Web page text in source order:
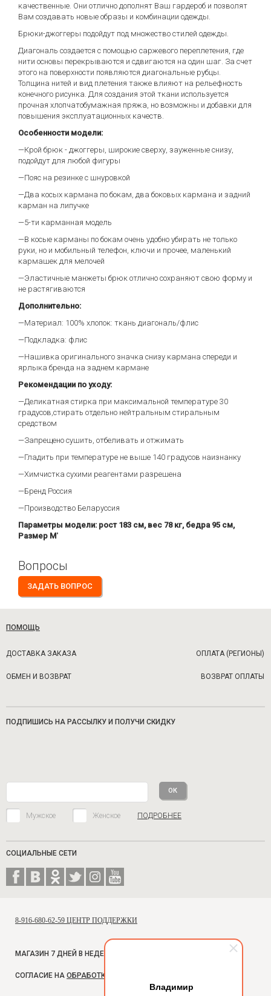
Владимир
качественные. Они отлично дополнят Ваш гардероб и позволят
Вам создавать новые образы и комбинации одежды.
Брюки-джоггеры подойдут под множество стилей одежды.
Диагональ создается с помощью саржевого переплетения, где
нити основы перекрываются и сдвигаются на один шаг. За счет
этого на поверхности появляются диагональные рубцы.
Толщина нитей и вид плетения также влияют на рельефность
конечного рисунка. Для создания этой ткани используется
прочная хлопчатобумажная пряжа, но возможны и добавки для
повышения эксплуатационных качеств.
Особенности модели:
—Крой брюк - джоггеры, широкие сверху, зауженные снизу,
подойдут для любой фигуры
—Пояс на резинке с шнуровкой
—Два косых кармана по бокам, два боковых кармана и задний
карман на липучке
—5-ти карманная модель
—В косые карманы по бокам очень удобно убирать не только
руки, но и мобильный телефон, ключи и прочее, маленький
кармашек для мелочей
—Эластичные манжеты брюк отлично сохраняют свою форму и
не растягиваются
Дополнительно:
—Материал: 100% хлопок: ткань диагональ/флис
—Подкладка: флис
—Нашивка оригинального значка снизу кармана спереди и
ярлыка бренда на заднем кармане
Рекомендации по уходу:
—Деликатная стирка при максимальной температуре 30
градусов,стирать отдельно нейтральным стиральным
средством
—Запрещено сушить, отбеливать и отжимать
—Гладить при температуре не выше 140 градусов наизнанку
—Химчистка сухими реагентами разрешена
—Бренд Россия
—Производство Беларуссия
Параметры модели: рост 183 см, вес 78 кг, бедра 95 см,
Размер М"
Вопросы
ЗАДАТЬ ВОПРОС
ПОМОЩЬ
ДОСТАВКА ЗАКАЗА ОПЛАТА (РЕГИОНЫ)
ОБМЕН И ВОЗВРАТ ВОЗВРАТ ОПЛАТЫ
ПОДПИШИСЬ НА РАССЫЛКУ И ПОЛУЧИ СКИДКУ
Мужское Женское ПОДРОБНЕЕ
СОЦИАЛЬНЫЕ СЕТИ
8-916-680-62-59 ЦЕНТР ПОДДЕРЖКИ
МАГАЗИН 7 ДНЕЙ В НЕДЕЛЮ, С 10 ДО 18
СОГЛАСИЕ НА ОБРАБОТКУ ПЕРСОНАЛЬНЫХ ДАННЫХ